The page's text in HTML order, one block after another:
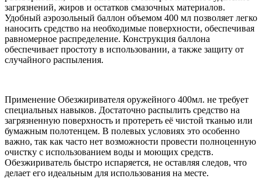
загрязнений, жиров и остатков смазочных материалов.
Удобный аэрозольный баллон объемом 400 мл позволяет легко
наносить средство на необходимые поверхности, обеспечивая
равномерное распределение. Конструкция баллона
обеспечивает простоту в использовании, а также защиту от
случайного распыления.
Применение Обезжиривателя оружейного 400мл. не требует
специальных навыков. Достаточно распылить средство на
загрязненную поверхность и протереть её чистой тканью или
бумажным полотенцем. В полевых условиях это особенно
важно, так как часто нет возможности провести полноценную
очистку с использованием воды и моющих средств.
Обезжириватель быстро испаряется, не оставляя следов, что
делает его идеальным для использования на месте.